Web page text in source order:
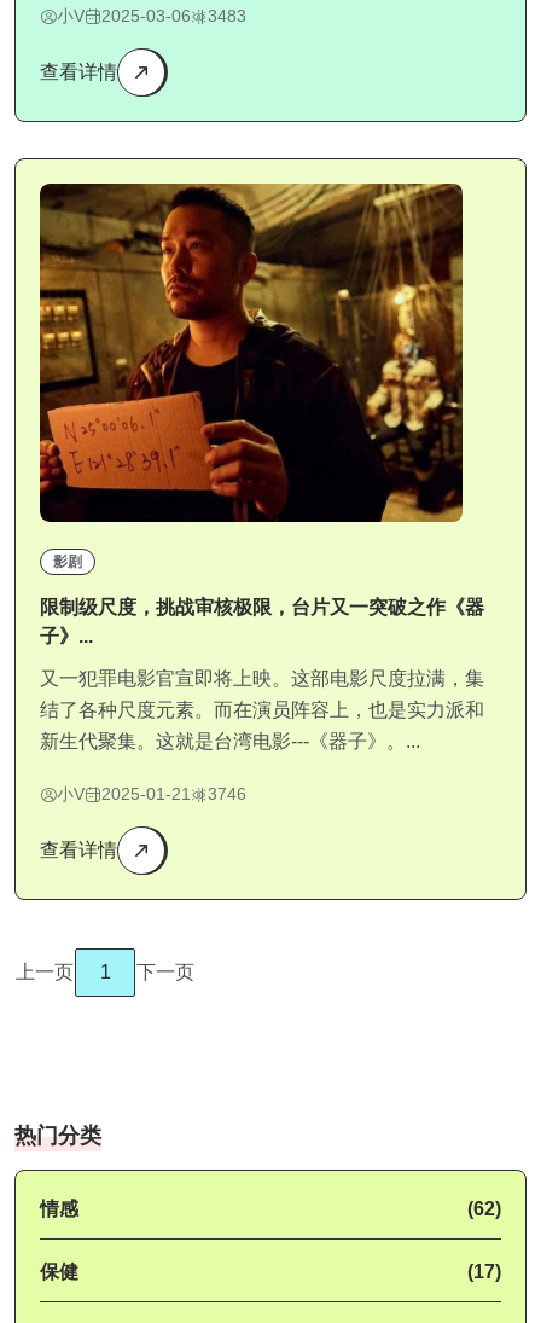
小V 2025-03-06 3483
查看详情
影剧
限制级尺度，挑战审核极限，台片又一突破之作《器
子》...
又一犯罪电影官宣即将上映。这部电影尺度拉满，集
结了各种尺度元素。而在演员阵容上，也是实力派和
新生代聚集。这就是台湾电影---《器子》。...
小V 2025-01-21 3746
查看详情
上一页 1 下一页
热门分类
情感 (62)
保健 (17)